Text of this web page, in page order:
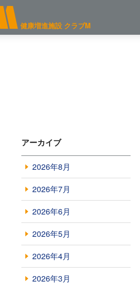
健康増進施設クラブM
アーカイブ
2026年8月
2026年7月
2026年6月
2026年5月
2026年4月
2026年3月